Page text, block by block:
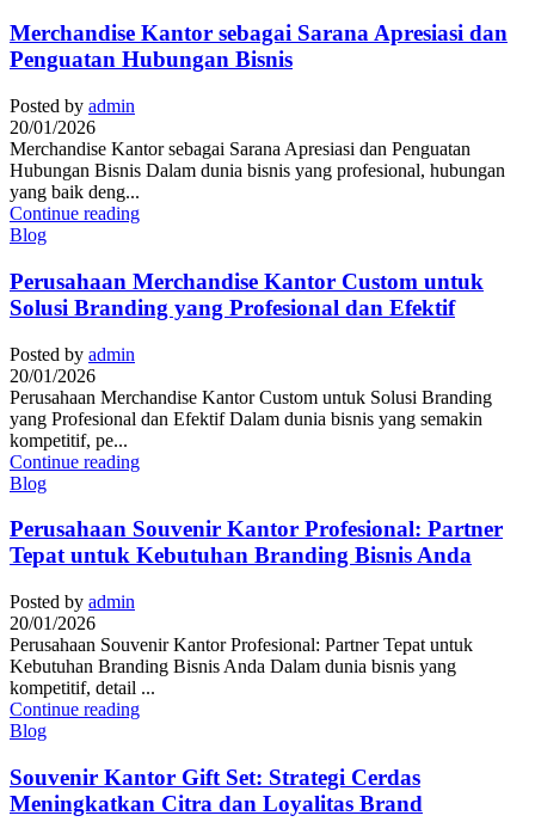
Merchandise Kantor sebagai Sarana Apresiasi dan
Penguatan Hubungan Bisnis
Posted by admin
20/01/2026
Merchandise Kantor sebagai Sarana Apresiasi dan Penguatan
Hubungan Bisnis Dalam dunia bisnis yang profesional, hubungan
yang baik deng...
Continue reading
Blog
Perusahaan Merchandise Kantor Custom untuk
Solusi Branding yang Profesional dan Efektif
Posted by admin
20/01/2026
Perusahaan Merchandise Kantor Custom untuk Solusi Branding
yang Profesional dan Efektif Dalam dunia bisnis yang semakin
kompetitif, pe...
Continue reading
Blog
Perusahaan Souvenir Kantor Profesional: Partner
Tepat untuk Kebutuhan Branding Bisnis Anda
Posted by admin
20/01/2026
Perusahaan Souvenir Kantor Profesional: Partner Tepat untuk
Kebutuhan Branding Bisnis Anda Dalam dunia bisnis yang
kompetitif, detail ...
Continue reading
Blog
Souvenir Kantor Gift Set: Strategi Cerdas
Meningkatkan Citra dan Loyalitas Brand